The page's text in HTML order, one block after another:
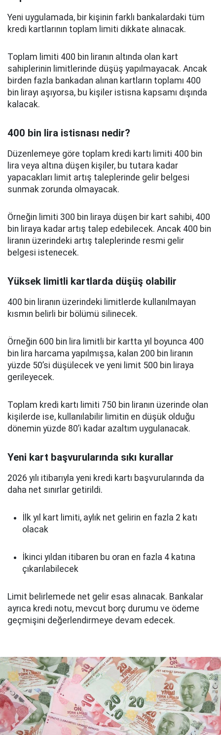
Yeni uygulamada, bir kişinin farklı bankalardaki tüm
kredi kartlarının toplam limiti dikkate alınacak.
Toplam limiti 400 bin liranın altında olan kart
sahiplerinin limitlerinde düşüş yapılmayacak. Ancak
birden fazla bankadan alınan kartların toplamı 400
bin lirayı aşıyorsa, bu kişiler istisna kapsamı dışında
kalacak.
400 bin lira istisnası nedir?
Düzenlemeye göre toplam kredi kartı limiti 400 bin
lira veya altına düşen kişiler, bu tutara kadar
yapacakları limit artış taleplerinde gelir belgesi
sunmak zorunda olmayacak.
Örneğin limiti 300 bin liraya düşen bir kart sahibi, 400
bin liraya kadar artış talep edebilecek. Ancak 400 bin
liranın üzerindeki artış taleplerinde resmi gelir
belgesi istenecek.
Yüksek limitli kartlarda düşüş olabilir
400 bin liranın üzerindeki limitlerde kullanılmayan
kısmın belirli bir bölümü silinecek.
Örneğin 600 bin lira limitli bir kartta yıl boyunca 400
bin lira harcama yapılmışsa, kalan 200 bin liranın
yüzde 50’si düşülecek ve yeni limit 500 bin liraya
gerileyecek.
Toplam kredi kartı limiti 750 bin liranın üzerinde olan
kişilerde ise, kullanılabilir limitin en düşük olduğu
dönemin yüzde 80’i kadar azaltım uygulanacak.
Yeni kart başvurularında sıkı kurallar
2026 yılı itibarıyla yeni kredi kartı başvurularında da
daha net sınırlar getirildi.
İlk yıl kart limiti, aylık net gelirin en fazla 2 katı
olacak
İkinci yıldan itibaren bu oran en fazla 4 katına
çıkarılabilecek
Limit belirlemede net gelir esas alınacak. Bankalar
ayrıca kredi notu, mevcut borç durumu ve ödeme
geçmişini değerlendirmeye devam edecek.